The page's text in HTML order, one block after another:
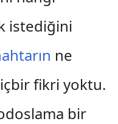
istediğini
ne
fikri yoktu.
bir